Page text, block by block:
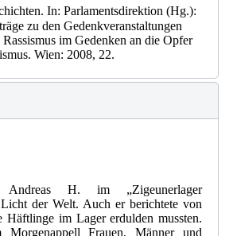
In: Parlamentsdirektion (Hg.):
zu den Gedenkveranstaltungen
im Gedenken an die Opfer
Wien: 2008, 22.
Andreas H. im „Zigeunerlager
der Welt. Auch er berichtete von
Häftlinge im Lager erdulden mussten.
Morgenappell Frauen, Männer und